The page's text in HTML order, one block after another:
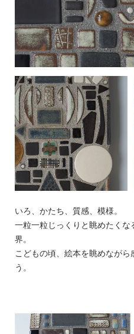
いろ、かたち、質感、模様。
一粒一粒じっくりと眺めたく
界。
こどもの頃、絵本を眺めながら
う。